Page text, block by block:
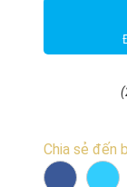
Chia sẻ đến